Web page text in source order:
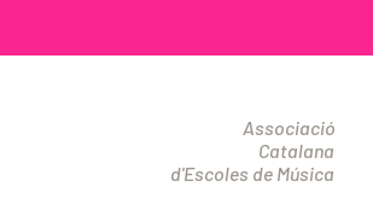
Associació
Catalana
d'Escoles de Música